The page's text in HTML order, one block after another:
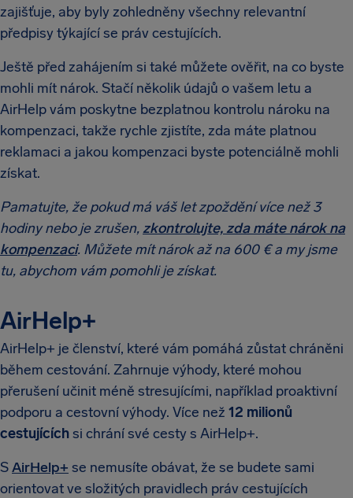
zajišťuje, aby byly zohledněny všechny relevantní
předpisy týkající se práv cestujících.
Ještě před zahájením si také můžete ověřit, na co byste
mohli mít nárok. Stačí několik údajů o vašem letu a
AirHelp vám poskytne bezplatnou kontrolu nároku na
kompenzaci, takže rychle zjistíte, zda máte platnou
reklamaci a jakou kompenzaci byste potenciálně mohli
získat.
Pamatujte, že pokud má váš let zpoždění více než 3
hodiny nebo je zrušen,zkontrolujte, zda máte nárok na
kompenzaci. Můžete mít nárok až na 600 € a my jsme
tu, abychom vám pomohli je získat.
AirHelp+
AirHelp+ je členství, které vám pomáhá zůstat chráněni
během cestování. Zahrnuje výhody, které mohou
přerušení učinit méně stresujícími, například proaktivní
podporu a cestovní výhody. Více než 12 milionů
cestujícíchsi chrání své cesty s AirHelp+.
SAirHelp+ se nemusíte obávat, že se budete sami
orientovat ve složitých pravidlech práv cestujících